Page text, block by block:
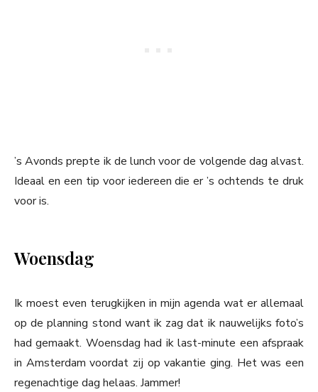
’s Avonds prepte ik de lunch voor de volgende dag alvast.
Ideaal en een tip voor iedereen die er ’s ochtends te druk
voor is.
Woensdag
Ik moest even terugkijken in mijn agenda wat er allemaal
op de planning stond want ik zag dat ik nauwelijks foto’s
had gemaakt. Woensdag had ik last-minute een afspraak
in Amsterdam voordat zij op vakantie ging. Het was een
regenachtige dag helaas. Jammer!